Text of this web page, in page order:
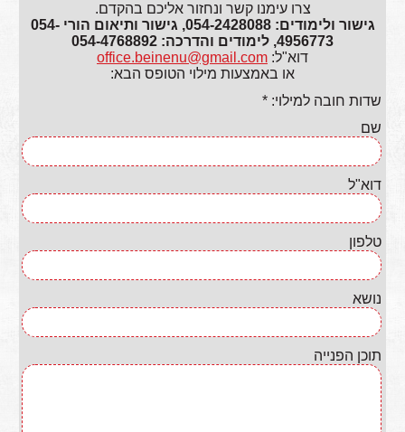
צרו עימנו קשר ונחזור אליכם בהקדם.
גישור ולימודים: 054-2428088, גישור ותיאום הורי 054-
4956773, לימודים והדרכה: 054-4768892
דוא"ל: office.beinenu@gmail.com
או באמצעות מילוי הטופס הבא:
שדות חובה למילוי: *
שם
דוא"ל
טלפון
נושא
תוכן הפנייה